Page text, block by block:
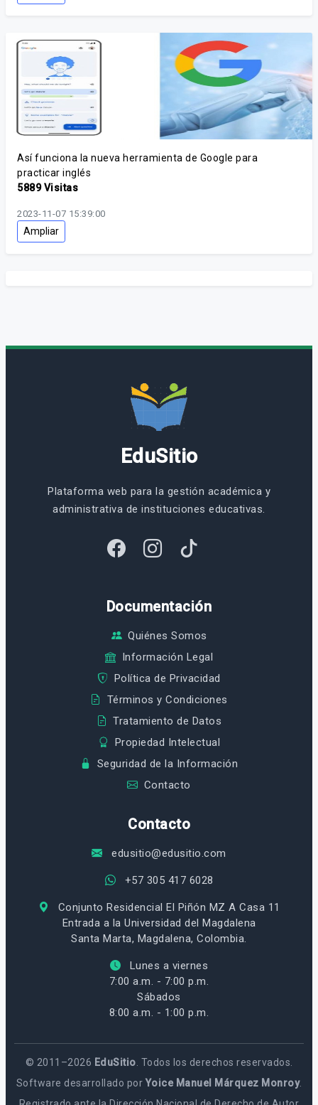
Así funciona la nueva herramienta de Google para
practicar inglés
5889 Visitas
2023-11-07 15:39:00
Ampliar
EduSitio
Plataforma web para la gestión académica y
administrativa de instituciones educativas.
Documentación
Quiénes Somos
Información Legal
Política de Privacidad
Términos y Condiciones
Tratamiento de Datos
Propiedad Intelectual
Seguridad de la Información
Contacto
Contacto
edusitio@edusitio.com
+57 305 417 6028
Conjunto Residencial El Piñón MZ A Casa 11
Entrada a la Universidad del Magdalena
Santa Marta, Magdalena, Colombia.
Lunes a viernes
7:00 a.m. - 7:00 p.m.
Sábados
8:00 a.m. - 1:00 p.m.
© 2011–2026 EduSitio. Todos los derechos reservados.
Software desarrollado por Yoice Manuel Márquez Monroy.